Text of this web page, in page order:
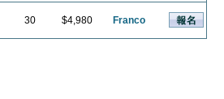
30 $4,980 Franco